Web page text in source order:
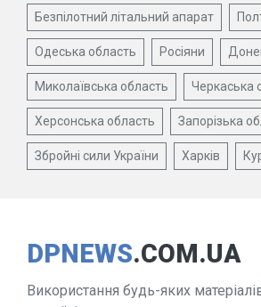
Безпілотний літальний апарат
Одеська область Росіяни
Миколаївська область Черкаська
Херсонська область Запорізька
Збройні сили України Харків
DPNEWS.COM.UA
Використання будь-яких